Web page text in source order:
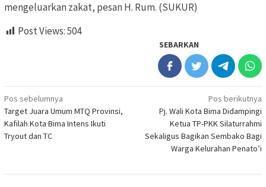
mengeluarkan zakat, pesan H. Rum. (SUKUR)
Post Views:504
SEBARKAN
Navigasi
pos
Pos sebelumnya
Target Juara Umum MTQ Provinsi,
Kafilah Kota Bima Intens Ikuti
Tryout dan TC
Pos berikutnya
Pj. Wali Kota Bima Didampingi
Ketua TP-PKK Silaturrahmi
Sekaligus Bagikan Sembako Bagi
Warga Kelurahan Penato’i